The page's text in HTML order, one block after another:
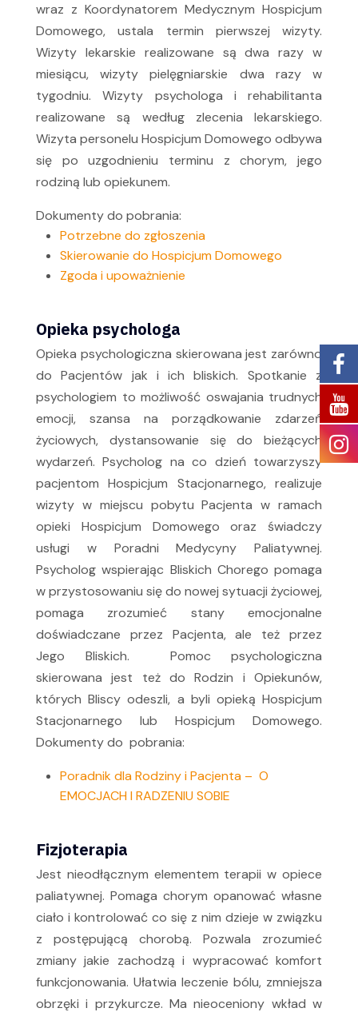
wraz z Koordynatorem Medycznym Hospicjum
Domowego, ustala termin pierwszej wizyty.
Wizyty lekarskie realizowane są dwa razy w
miesiącu, wizyty pielęgniarskie dwa razy w
tygodniu. Wizyty psychologa i rehabilitanta
realizowane są według zlecenia lekarskiego.
Wizyta personelu Hospicjum Domowego odbywa
się po uzgodnieniu terminu z chorym, jego
rodziną lub opiekunem.
Dokumenty do pobrania:
Potrzebne do zgłoszenia
Skierowanie do Hospicjum Domowego
Zgoda i upoważnienie
Opieka psychologa
Opieka psychologiczna skierowana jest zarówno
do Pacjentów jak i ich bliskich. Spotkanie z
psychologiem to możliwość oswajania trudnych
emocji, szansa na porządkowanie zdarzeń
życiowych, dystansowanie się do bieżących
wydarzeń. Psycholog na co dzień towarzyszy
pacjentom Hospicjum Stacjonarnego, realizuje
wizyty w miejscu pobytu Pacjenta w ramach
opieki Hospicjum Domowego oraz świadczy
usługi w Poradni Medycyny Paliatywnej.
Psycholog wspierając Bliskich Chorego pomaga
w przystosowaniu się do nowej sytuacji życiowej,
pomaga zrozumieć stany emocjonalne
doświadczane przez Pacjenta, ale też przez
Jego Bliskich. Pomoc psychologiczna
skierowana jest też do Rodzin i Opiekunów,
których Bliscy odeszli, a byli opieką Hospicjum
Stacjonarnego lub Hospicjum Domowego.
Dokumenty do pobrania:
Poradnik dla Rodziny i Pacjenta – O
EMOCJACH I RADZENIU SOBIE
Fizjoterapia
Jest nieodłącznym elementem terapii w opiece
paliatywnej. Pomaga chorym opanować własne
ciało i kontrolować co się z nim dzieje w związku
z postępującą chorobą. Pozwala zrozumieć
zmiany jakie zachodzą i wypracować komfort
funkcjonowania. Ułatwia leczenie bólu, zmniejsza
obrzęki i przykurcze. Ma nieoceniony wkład w